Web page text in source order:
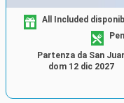
All Included
Partenza da San
dom 12 dic 2027